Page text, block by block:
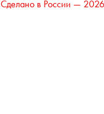
в России —